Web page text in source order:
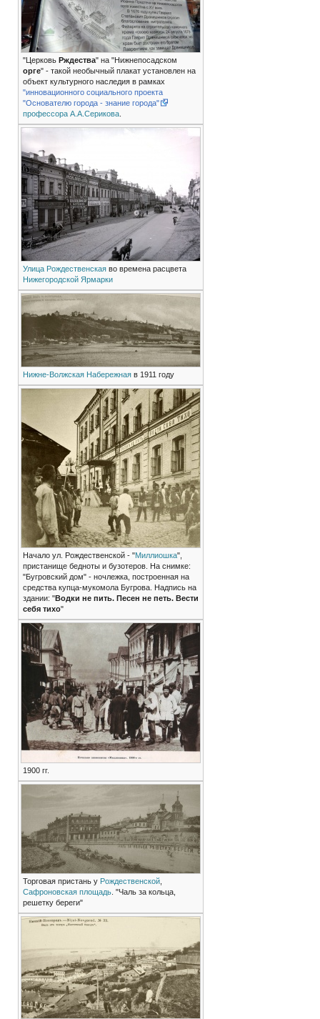
"Церковь Рждества" на "Нижнепосадском
орге" - такой необычный плакат установлен на
объект культурного наследия в рамках
"инновационного социального проекта
"Основателю города - знание города"
профессора А.А.Серикова.
Улица Рождественскаяво времена расцвета
Нижегородской Ярмарки
Нижне-Волжская Набережнаяв 1911 году
Начало ул. Рождественской - "Миллиошка",
пристанище бедноты и бузотеров. На снимке:
"Бугровский дом" - ночлежка, построенная на
средства купца-мукомола Бугрова. Надпись на
здании: "Водки не пить. Песен не петь. Вести
себя тихо"
1900 гг.
Торговая пристань у Рождественской,
Сафроновская площадь. "Чаль за кольца,
решетку береги"